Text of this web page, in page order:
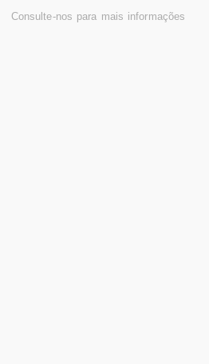
Consulte-nos para mais informações